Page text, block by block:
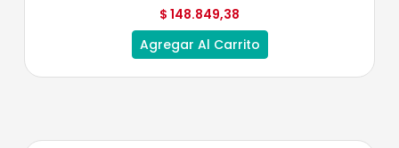
$ 148.849,38
Agregar Al Carrito